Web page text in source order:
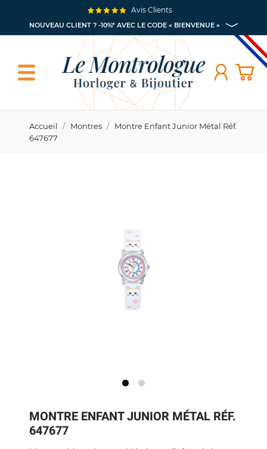
NOUVEAU CLIENT ? -10%* AVEC LE CODE « BIENVENUE »
Avis Clients
Accueil Montres
Montre Enfant Junior Métal Réf.
647677
MONTRE ENFANT JUNIOR MÉTAL RÉF.
647677